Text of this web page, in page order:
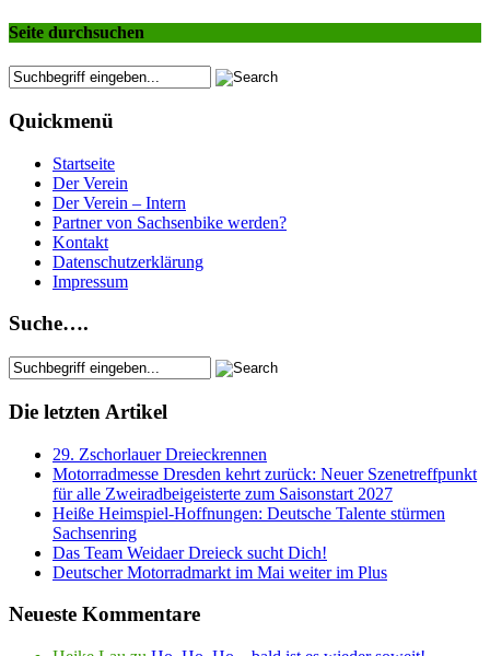
Seite durchsuchen
Quickmenü
Startseite
Der Verein
Der Verein – Intern
Partner von Sachsenbike werden?
Kontakt
Datenschutzerklärung
Impressum
Suche….
Die letzten Artikel
29. Zschorlauer Dreieckrennen
Motorradmesse Dresden kehrt zurück: Neuer Szenetreffpunkt
für alle Zweiradbeigeisterte zum Saisonstart 2027
Heiße Heimspiel-Hoffnungen: Deutsche Talente stürmen
Sachsenring
Das Team Weidaer Dreieck sucht Dich!
Deutscher Motorradmarkt im Mai weiter im Plus
Neueste Kommentare